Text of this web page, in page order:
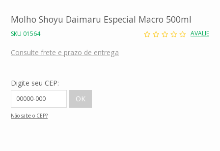
Molho Shoyu Daimaru Especial Macro 500ml
SKU 01564 AVALIE
Consulte frete e prazo de entrega
Digite seu CEP:
Não sabe o CEP?